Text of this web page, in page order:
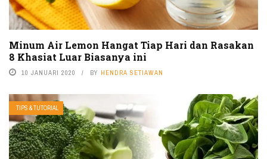
Minum Air Lemon Hangat Tiap Hari dan Rasakan
8 Khasiat Luar Biasanya ini
10 JANUARI 2020 BY HENDRA SETIAWAN
TIPS & TUTORIAL